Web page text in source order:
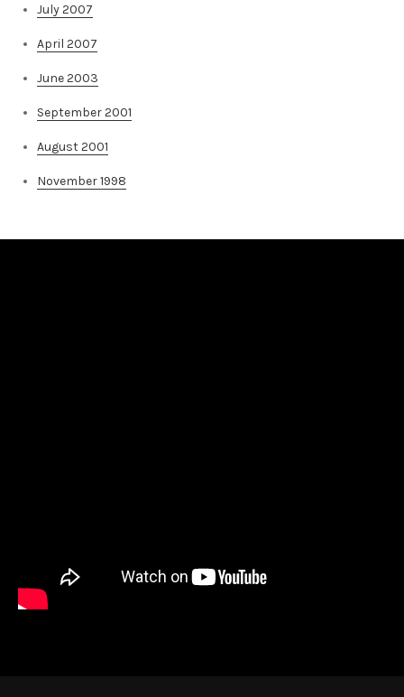
July 2007
April 2007
June 2003
September 2001
August 2001
November 1998